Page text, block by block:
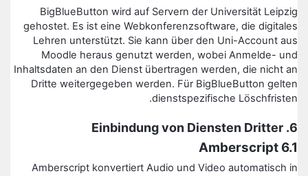
BigBlueButton wird auf Servern der Universität Leipzig
gehostet. Es ist eine Webkonferenzsoftware, die digitales
Lehren unterstützt. Sie kann über den Uni-Account aus
Moodle heraus genutzt werden, wobei Anmelde- und
Inhaltsdaten an den Dienst übertragen werden, die nicht an
Dritte weitergegeben werden. Für BigBlueButton gelten
dienstspezifische Löschfristen.
6. Einbindung von Diensten Dritter
6.1 Amberscript
Amberscript konvertiert Audio und Video automatisch in